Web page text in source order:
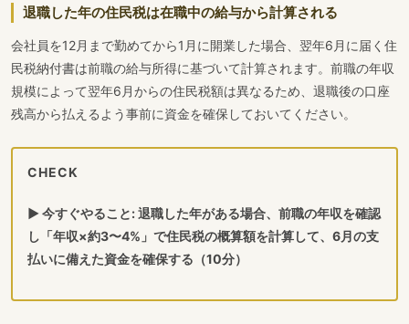
退職した年の住民税は在職中の給与から計算される
会社員を12月まで勤めてから1月に開業した場合、翌年6月に届く住
民税納付書は前職の給与所得に基づいて計算されます。前職の年収
規模によって翌年6月からの住民税額は異なるため、退職後の口座
残高から払えるよう事前に資金を確保しておいてください。
CHECK
▶ 今すぐやること: 退職した年がある場合、前職の年収を確認
し「年収×約3〜4%」で住民税の概算額を計算して、6月の支
払いに備えた資金を確保する（10分）